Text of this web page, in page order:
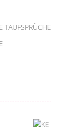
TAUFSPRÜCHE